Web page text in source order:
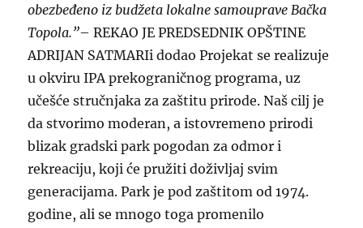
obezbeđeno iz budžeta lokalne samouprave Bačka
Topola.”– REKAO JE PREDSEDNIK OPŠTINE
ADRIJAN SATMARIi dodao Projekat se realizuje
u okviru IPA prekograničnog programa, uz
učešće stručnjaka za zaštitu prirode. Naš cilj je
da stvorimo moderan, a istovremeno prirodi
blizak gradski park pogodan za odmor i
rekreaciju, koji će pružiti doživljaj svim
generacijama. Park je pod zaštitom od 1974.
godine, ali se mnogo toga promenilo